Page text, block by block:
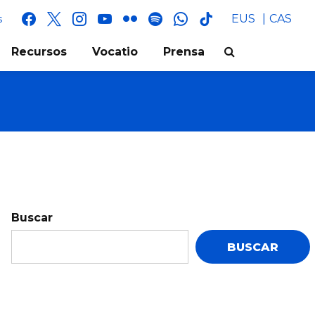
facebook
x instagram
youtube
flickr spotifywhatsapp
tik
EUS CAS
Recursos Vocatio Prensa
Buscar
BUSCAR